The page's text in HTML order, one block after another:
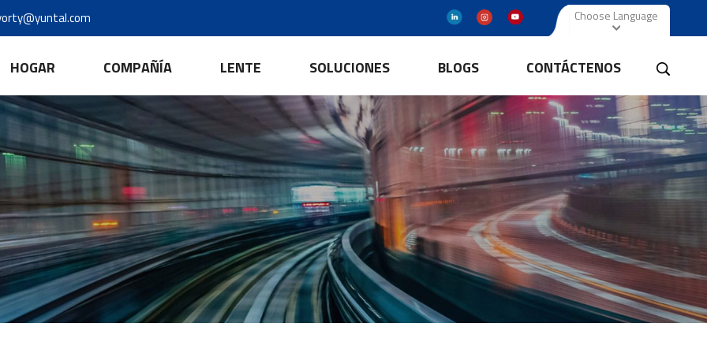
Choose Language
HOGAR COMPAÑÍA LENTE SOLUCIONES BLOGS CONTÁCTENOS